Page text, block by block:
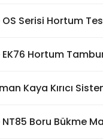
Serisi Hortum
EK76 Hortum
Kaya Kırıcı
Boru Bükme